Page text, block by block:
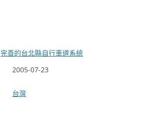
完善的台北縣自行車道系統
日期
2005-07-23
關於
台灣